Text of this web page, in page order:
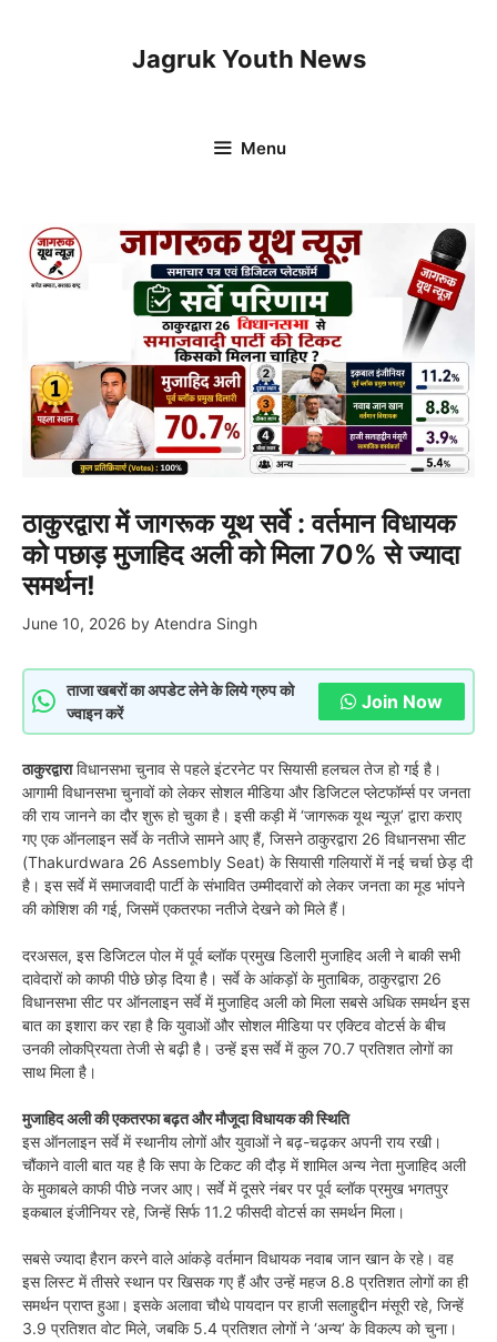
Jagruk Youth News
Menu
ठाकुरद्वारा में जागरूक यूथ सर्वे : वर्तमान विधायक
को पछाड़ मुजाहिद अली को मिला 70% से ज्यादा
समर्थन!
June 10, 2026 by Atendra Singh
ताजा खबरों का अपडेट लेने के लिये ग्रुप को
ज्वाइन करें
Join Now
ठाकुरद्वाराविधानसभा चुनाव से पहले इंटरनेट पर सियासी हलचल तेज हो गई है।
आगामी विधानसभा चुनावों को लेकर सोशल मीडिया और डिजिटल प्लेटफॉर्म्स पर जनता
की राय जानने का दौर शुरू हो चुका है। इसी कड़ी में ‘जागरूक यूथ न्यूज़’ द्वारा कराए
गए एक ऑनलाइन सर्वे के नतीजे सामने आए हैं, जिसने ठाकुरद्वारा 26 विधानसभा सीट
(Thakurdwara 26 Assembly Seat) के सियासी गलियारों में नई चर्चा छेड़ दी
है। इस सर्वे में समाजवादी पार्टी के संभावित उम्मीदवारों को लेकर जनता का मूड भांपने
की कोशिश की गई, जिसमें एकतरफा नतीजे देखने को मिले हैं।
दरअसल, इस डिजिटल पोल में पूर्व ब्लॉक प्रमुख डिलारी मुजाहिद अली ने बाकी सभी
दावेदारों को काफी पीछे छोड़ दिया है। सर्वे के आंकड़ों के मुताबिक, ठाकुरद्वारा 26
विधानसभा सीट पर ऑनलाइन सर्वे में मुजाहिद अली को मिला सबसे अधिक समर्थन इस
बात का इशारा कर रहा है कि युवाओं और सोशल मीडिया पर एक्टिव वोटर्स के बीच
उनकी लोकप्रियता तेजी से बढ़ी है। उन्हें इस सर्वे में कुल 70.7 प्रतिशत लोगों का
साथ मिला है।
मुजाहिद अली की एकतरफा बढ़त और मौजूदा विधायक की स्थिति
इस ऑनलाइन सर्वे में स्थानीय लोगों और युवाओं ने बढ़-चढ़कर अपनी राय रखी।
चौंकाने वाली बात यह है कि सपा के टिकट की दौड़ में शामिल अन्य नेता मुजाहिद अली
के मुकाबले काफी पीछे नजर आए। सर्वे में दूसरे नंबर पर पूर्व ब्लॉक प्रमुख भगतपुर
इकबाल इंजीनियर रहे, जिन्हें सिर्फ 11.2 फीसदी वोटर्स का समर्थन मिला।
सबसे ज्यादा हैरान करने वाले आंकड़े वर्तमान विधायक नवाब जान खान के रहे। वह
इस लिस्ट में तीसरे स्थान पर खिसक गए हैं और उन्हें महज 8.8 प्रतिशत लोगों का ही
समर्थन प्राप्त हुआ। इसके अलावा चौथे पायदान पर हाजी सलाहुद्दीन मंसूरी रहे, जिन्हें
3.9 प्रतिशत वोट मिले, जबकि 5.4 प्रतिशत लोगों ने ‘अन्य’ के विकल्प को चुना।